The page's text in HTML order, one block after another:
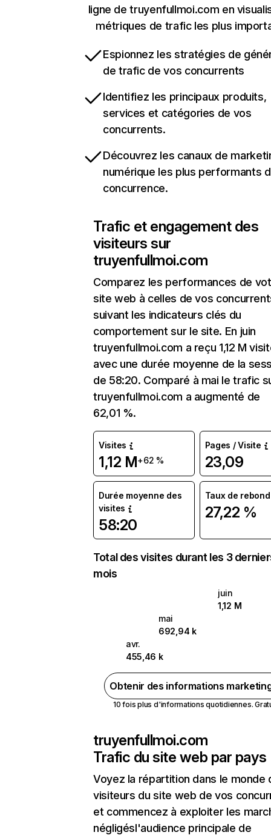
ligne de truyenfullmoi.com en
métriques de trafic les plus
Espionnez les stratégies de
de trafic de vos concurrents
Identifiez les principaux produits,
services et catégories de vos
concurrents.
Découvrez les canaux de
numérique les plus performants
concurrence.
Trafic et engagement des
visiteurs sur
truyenfullmoi.com
Comparez les performances de
site web à celles de vos
suivant les indicateurs clés du
comportement sur le site. En juin
truyenfullmoi.com a reçu 1,12 M
avec une durée moyenne de la
de 58:20. Comparé à mai le trafic
truyenfullmoi.com a augmenté de
62,01 %.
Visites
1,12 M+62 %
Pages / Visite
23,09
Durée moyenne des
visites
58:20
Taux de rebond
27,22 %
Total des visites durant les 3
mois
juin
1,12 M
mai
692,94 k
avr.
455,46 k
Obtenir des informations
10 fois plus d'informations quotidiennes.
truyenfullmoi.com
Trafic du site web par pays
Voyez la répartition dans le monde
visiteurs du site web de vos
et commencez à exploiter les
négligésl'audience principale de